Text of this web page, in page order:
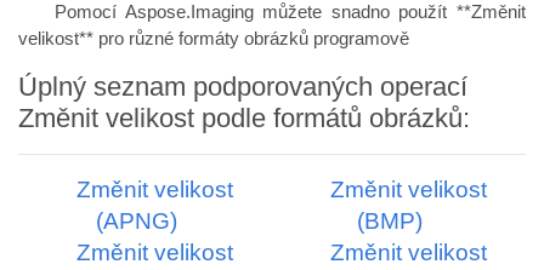
Pomocí Aspose.Imaging můžete snadno použít **Změnit
velikost** pro různé formáty obrázků programově
Úplný seznam podporovaných operací
Změnit velikost podle formátů obrázků:
Změnit velikost
(APNG)
Změnit velikost
(BMP)
Změnit velikost
Změnit velikost